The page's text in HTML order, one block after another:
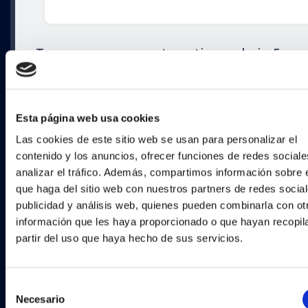
Esta página web usa cookies
Las cookies de este sitio web se usan para personalizar el
contenido y los anuncios, ofrecer funciones de redes
analizar el tráfico. Además, compartimos información sobre
que haga del sitio web con nuestros partners de redes
publicidad y análisis web, quienes pueden combinarla con
información que les haya proporcionado o que hayan
partir del uso que haya hecho de sus servicios.
Necesario
Tenemos que conectar a tierra el pin 5,
conectar a +5V pasando por la resistencia
16, con los 2 condensadores, conectar el
con la resistencia al pin 6, que
RB0, según el datasheet, y por último
proporcionar +5V al pin 14 del